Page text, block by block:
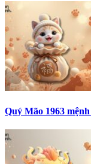
Quý Mão 1963